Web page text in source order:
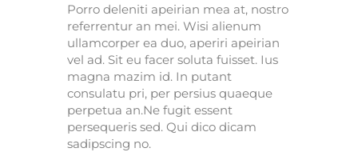
Porro deleniti apeirian mea at, nostro
referrentur an mei. Wisi alienum
ullamcorper ea duo, aperiri apeirian
vel ad. Sit eu facer soluta fuisset. Ius
magna mazim id. In putant
consulatu pri, per persius quaeque
perpetua an.Ne fugit essent
persequeris sed. Qui dico dicam
sadipscing no.